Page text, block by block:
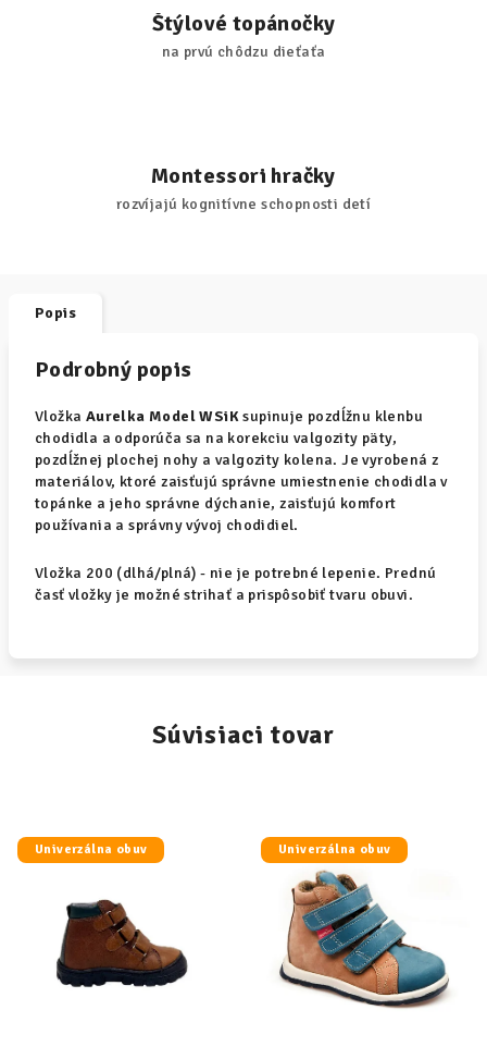
Štýlové topánočky
na prvú chôdzu dieťaťa
Montessori hračky
rozvíjajú kognitívne schopnosti detí
Popis
Podrobný popis
Vložka Aurelka Model WSiKsupinuje pozdĺžnu klenbu
chodidla a odporúča sa na korekciu valgozity päty,
pozdĺžnej plochej nohy a valgozity kolena. Je vyrobená z
materiálov, ktoré zaisťujú správne umiestnenie chodidla v
topánke a jeho správne dýchanie, zaisťujú komfort
používania a správny vývoj chodidiel.
Vložka 200 (dlhá/plná) - nie je potrebné lepenie. Prednú
časť vložky je možné strihať a prispôsobiť tvaru obuvi.
Súvisiaci tovar
Univerzálna obuv Univerzálna obuv